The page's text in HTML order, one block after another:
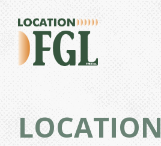
LOCATION